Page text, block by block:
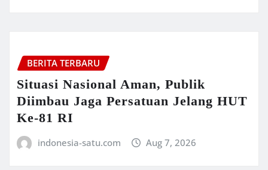
BERITA TERBARU
Situasi Nasional Aman, Publik
Diimbau Jaga Persatuan Jelang HUT
Ke-81 RI
indonesia-satu.com Aug 7, 2026